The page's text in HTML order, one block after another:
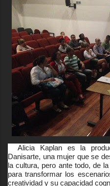
Alicia Kaplan es la
Danisarte, una mujer que se
la cultura, pero ante todo, de
para transformar los
creatividad y su capacidad